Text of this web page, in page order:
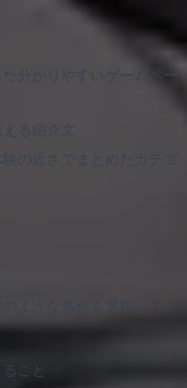
分かりやすいゲームペー
る紹介文
の近さでまとめたカテゴ
こと